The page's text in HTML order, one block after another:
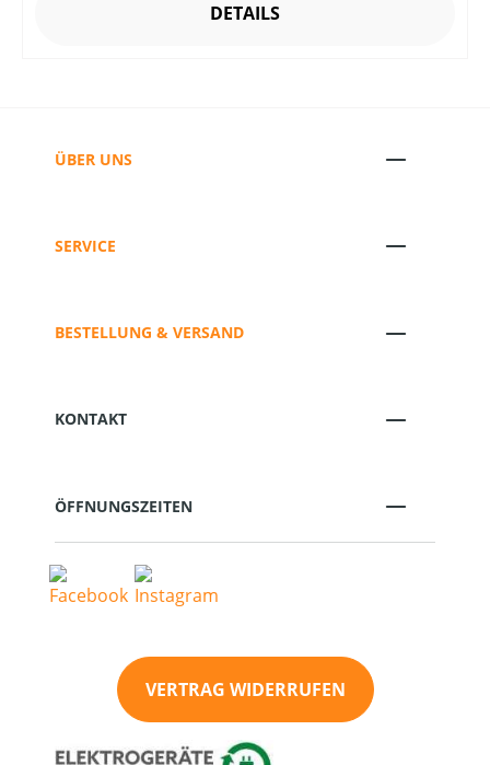
DETAILS
ÜBER UNS
SERVICE
BESTELLUNG & VERSAND
KONTAKT
ÖFFNUNGSZEITEN
VERTRAG WIDERRUFEN